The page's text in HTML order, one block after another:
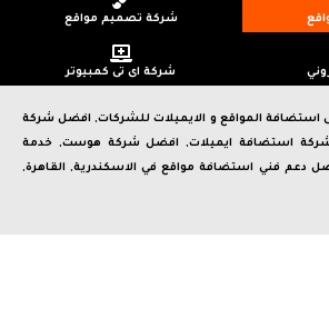
شركة تصميم مواقع
شركة اى تى كمبيوتر
افضل شركة رقم # 1 فى استضافة المواقع و الايميلات للشركات, افضل شركة
استضافة ايميلات, افضل شركة هوست, خدمة
دعم فني استضافة مواقع في الاسكندرية, القاهرة,